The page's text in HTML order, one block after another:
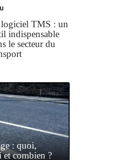
TMS : un
indispensable
le secteur du
: quoi,
combien ?